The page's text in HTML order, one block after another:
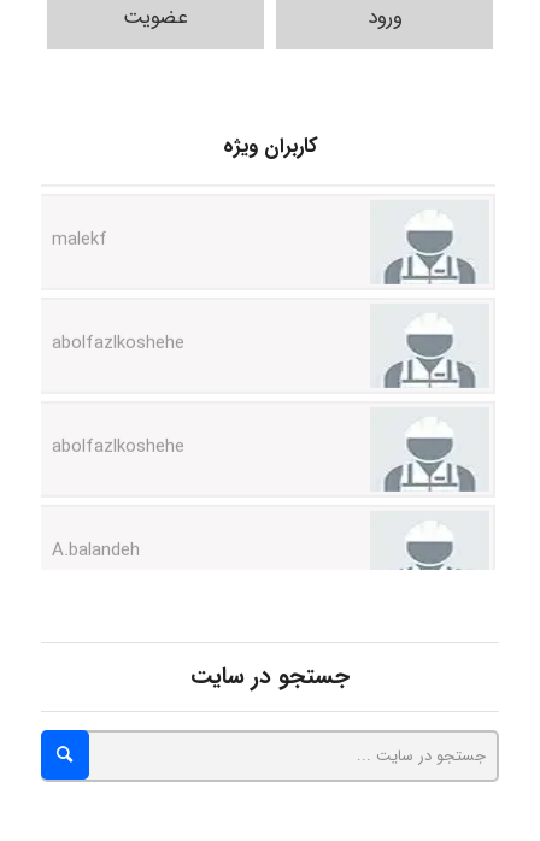
ورود عضویت
کاربران ویژه
جستجو در سایت